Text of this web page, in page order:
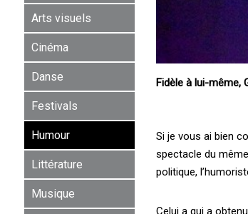
Arts visuels
Cinéma
Danse
Festivals
Humour
Littérature
Musique
Fidèle à lui-même,
Si je vous ai bien
spectacle du
politique,
Celui a qui a